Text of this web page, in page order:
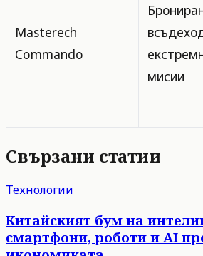
Masterech
Commando
мисии
Свързани статии
Технологии
Китайският бум на
смартфони, роботи и AI